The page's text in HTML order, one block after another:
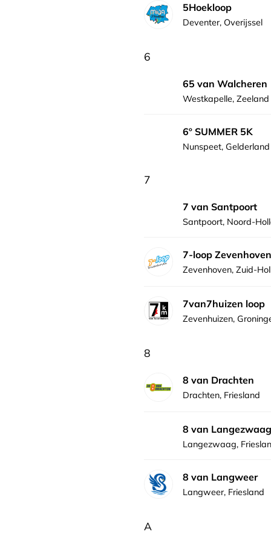
5Hoekloop
Deventer, Overijssel
6
65 van Walcheren
Westkapelle, Zeeland
6º SUMMER 5K
Nunspeet, Gelderland
7
7 van Santpoort
Santpoort, Noord-
7-loop Zevenhoven
Zevenhoven, Zuid-
7van7huizen loop
Zevenhuizen,
8
8 van Drachten
Drachten, Friesland
8 van Langezwaag
Langezwaag,
8 van Langweer
Langweer, Friesland
A